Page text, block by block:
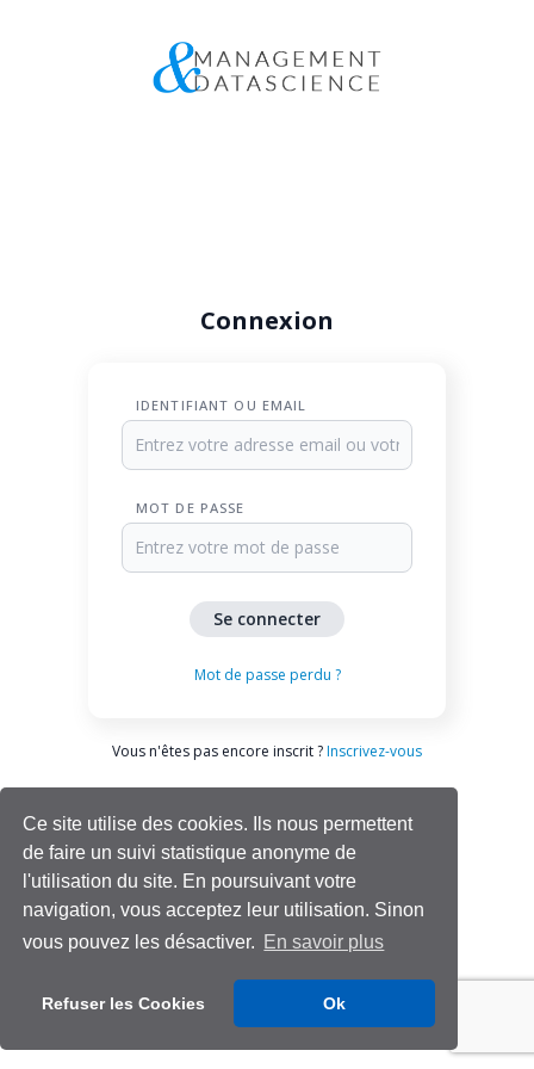
Ce site utilise des cookies. Ils nous permettent
de faire un suivi statistique anonyme de
l'utilisation du site. En poursuivant votre
navigation, vous acceptez leur utilisation. Sinon
vous pouvez les désactiver. En savoir plus
Refuser les Cookies Ok
Connexion
IDENTIFIANT OU EMAIL
MOT DE PASSE
Mot de passe perdu ?
Vous n'êtes pas encore inscrit ? Inscrivez-vous